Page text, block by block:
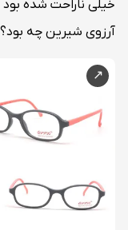
خیلی ناراحت شده بود
آرزوی شیرین چه بود؟